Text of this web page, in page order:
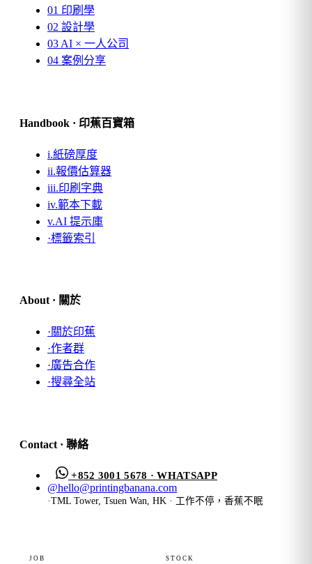
01 印刷學
02 設計學
03AI × 一人公司
04 案例分享
Handbook · 印蕉百寶箱
i.紙磅厚度
ii.報價估算器
iii.印刷字典
iv.範本下載
v.AI 提示庫
·標籤索引
About · 關於
·關於印蕉
·作者群
·廣告合作
·搜尋全站
Contact · 聯絡
+852 3001 5678 · WHATSAPP
@hello@printingbanana.com
·TML Tower, Tsuen Wan, HK · 工作不停，香蕉不眠
JOB STOCK